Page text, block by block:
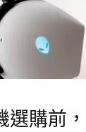
選購前